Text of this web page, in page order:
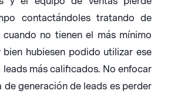
contactándoles tratando de
no tienen el más mínimo
bien hubiesen podido utilizar ese
más calificados. No enfocar
de generación de leads es perder